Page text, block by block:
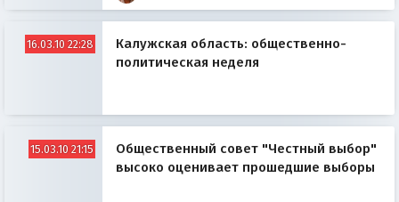
16.03.10 22:28
Калужская область: общественно-
политическая неделя
15.03.10 21:15
Общественный совет "Честный выбор"
высоко оценивает прошедшие выборы